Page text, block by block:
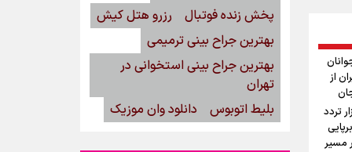
از
دو میلیون و ۱۷۰ هزار تردد
موکب در مسیر
پخش زنده فوتبال
رزرو هتل کیش
بهترین جراح بینی ترمیمی
بهترین جراح بینی استخوانی در
تهران
بلیط اتوبوس
دانلود وان موزیک